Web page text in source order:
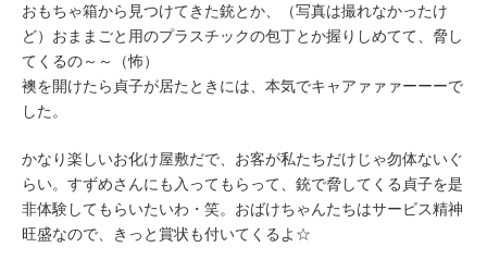
おもちゃ箱から見つけてきた銃とか、（写真は撮れなかったけ
ど）おままごと用のプラスチックの包丁とか握りしめてて、脅し
てくるの～～（怖）
襖を開けたら貞子が居たときには、本気でキャアァァァーーーで
した。
かなり楽しいお化け屋敷だで、お客が私たちだけじゃ勿体ないぐ
らい。すずめさんにも入ってもらって、銃で脅してくる貞子を是
非体験してもらいたいわ・笑。おばけちゃんたちはサービス精神
旺盛なので、きっと賞状も付いてくるよ☆